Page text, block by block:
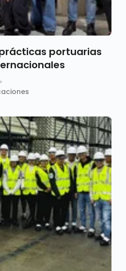
portuarias